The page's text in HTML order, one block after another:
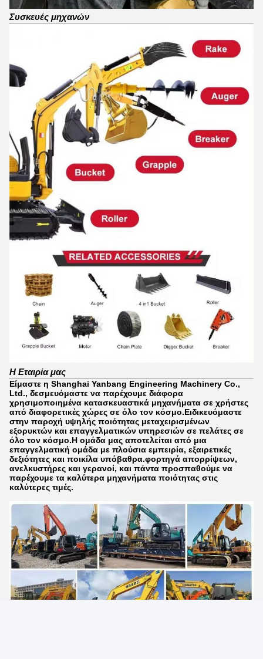
Συσκευές μηχανών
Η Εταιρία μας
Είμαστε η Shanghai Yanbang Engineering Machinery Co.,
Ltd., δεσμευόμαστε να παρέχουμε διάφορα
χρησιμοποιημένα κατασκευαστικά μηχανήματα σε χρήστες
από διαφορετικές χώρες σε όλο τον κόσμο.Ειδικευόμαστε
στην παροχή υψηλής ποιότητας μεταχειρισμένων
εξορυκτών και επαγγελματικών υπηρεσιών σε πελάτες σε
όλο τον κόσμο.Η ομάδα μας αποτελείται από μια
επαγγελματική ομάδα με πλούσια εμπειρία, εξαιρετικές
δεξιότητες και ποικίλα υπόβαθρα.φορτηγά απορρίψεων,
ανελκυστήρες και γερανοί, και πάντα προσπαθούμε να
παρέχουμε τα καλύτερα μηχανήματα ποιότητας στις
καλύτερες τιμές.